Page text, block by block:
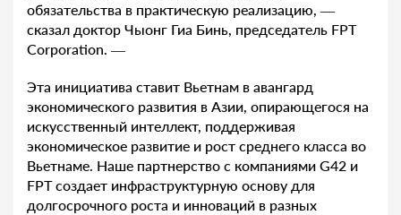
обязательства в практическую реализацию, —
сказал доктор Чыонг Гиа Бинь, председатель FPT
Corporation. —
Эта инициатива ставит Вьетнам в авангард
экономического развития в Азии, опирающегося на
искусственный интеллект, поддерживая
экономическое развитие и рост среднего класса во
Вьетнаме. Наше партнерство с компаниями G42 и
FPT создает инфраструктурную основу для
долгосрочного роста и инноваций в разных